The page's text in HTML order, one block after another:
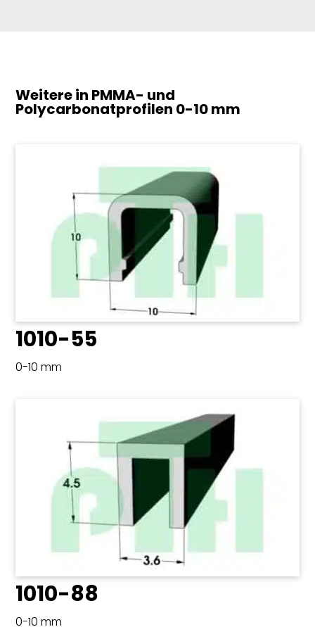
Weitere in PMMA- und
Polycarbonatprofilen 0-10 mm
1010-55
0-10 mm
1010-88
0-10 mm